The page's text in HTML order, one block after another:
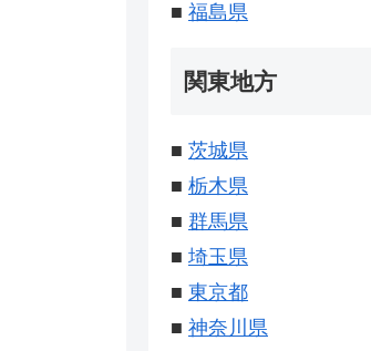
■ 福島県
関東地方
■ 茨城県
■ 栃木県
■ 群馬県
■ 埼玉県
■ 東京都
■ 神奈川県